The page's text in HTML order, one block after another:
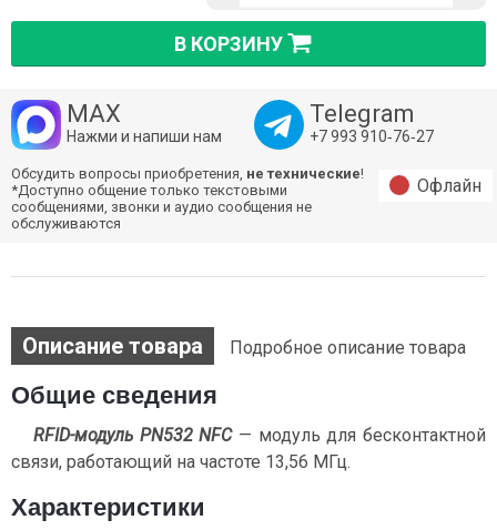
В КОРЗИНУ
MAX
Нажми и напиши нам
Telegram
+7 993 910‑76‑27
Обсудить вопросы приобретения, не технические!
*Доступно общение только текстовыми
сообщениями, звонки и аудио сообщения не
обслуживаются
Офлайн
Описание товара Подробное описание товара
Общие сведения
RFID-модуль PN532 NFC— модуль для бесконтактной
связи, работающий на частоте 13,56 МГц.
Характеристики